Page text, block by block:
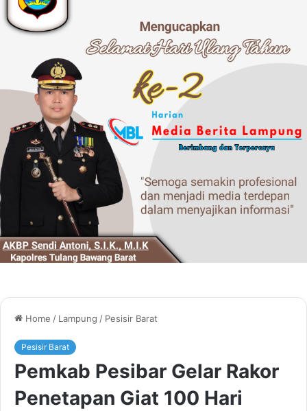
Home / Lampung / Pesisir Barat
Pesisir Barat
Pemkab Pesibar Gelar Rakor
Penetapan Giat 100 Hari